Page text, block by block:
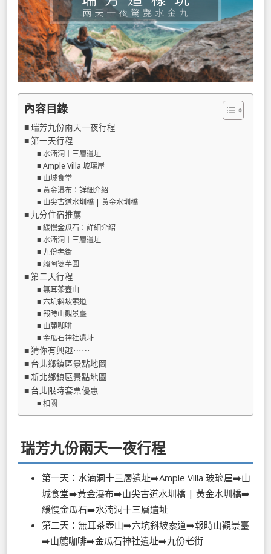
內容目錄
瑞芳九份兩天一夜行程
第一天行程
水湳洞十三層遺址
Ample Villa 玻璃屋
山城食堂
黃金瀑布：詳細介紹
山尖古道水圳橋 | 黃金水圳橋
九分住宿推薦
緩慢金瓜石：詳細介紹
水湳洞十三層遺址
九份老街
賴阿婆芋圓
第二天行程
無耳茶壺山
六坑斜坡索道
報時山觀景臺
山麓咖啡
金瓜石神社遺址
猜你有興趣⋯⋯
台北鄉鎮區景點地圖
新北鄉鎮區景點地圖
台北限時套票優惠
相關
瑞芳九份兩天一夜行程
第一天：水湳洞十三層遺址➡️Ample Villa 玻璃屋➡️山
城食堂➡️黃金瀑布➡️山尖古道水圳橋 | 黃金水圳橋➡️
緩慢金瓜石➡️水湳洞十三層遺址
第二天：無耳茶壺山➡️六坑斜坡索道➡️報時山觀景臺
➡️山麓咖啡➡️金瓜石神社遺址➡️九份老街